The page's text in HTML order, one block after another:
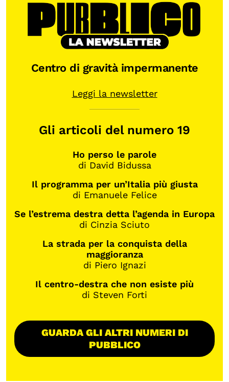
Centro di gravità impermanente
Leggi la newsletter
Gli articoli del numero 19
Ho perso le parole
di David Bidussa
Il programma per un’Italia più giusta
di Emanuele Felice
Se l’estrema destra detta l’agenda in Europa
di Cinzia Sciuto
La strada per la conquista della
maggioranza
di Piero Ignazi
Il centro-destra che non esiste più
di Steven Forti
GUARDA GLI ALTRI NUMERI DI
PUBBLICO